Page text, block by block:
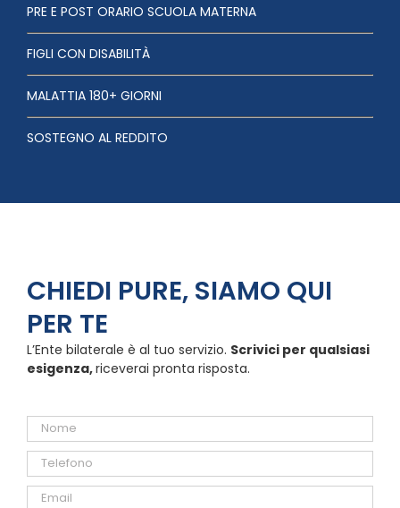
PRE E POST ORARIO SCUOLA MATERNA
FIGLI CON DISABILITÀ
MALATTIA 180+ GIORNI
SOSTEGNO AL REDDITO
CHIEDI PURE, SIAMO QUI
PER TE
L’Ente bilaterale è al tuo servizio. Scrivici per qualsiasi
esigenza,riceverai pronta risposta.